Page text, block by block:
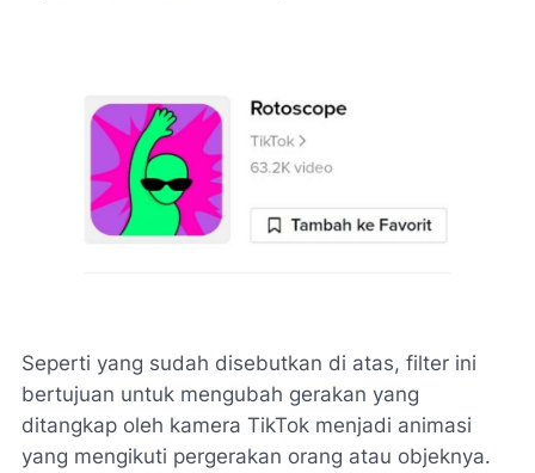
Seperti yang sudah disebutkan di atas, filter ini
bertujuan untuk mengubah gerakan yang
ditangkap oleh kamera TikTok menjadi animasi
yang mengikuti pergerakan orang atau objeknya.